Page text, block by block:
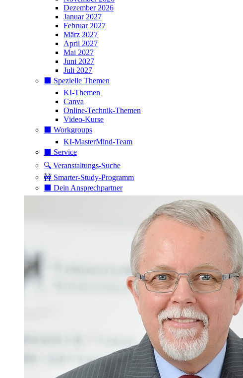
Dezember 2026
Januar 2027
Februar 2027
März 2027
April 2027
Mai 2027
Juni 2027
Juli 2027
⬛️ Spezielle Themen
KI-Themen
Canva
Online-Technik-Themen
Video-Kurse
⬛️ Workgroups
KI-MasterMind-Team
⬛️ Service
🔍 Veranstaltungs-Suche
🚧 Smarter-Study-Programm
⬛️ Dein Ansprechpartner